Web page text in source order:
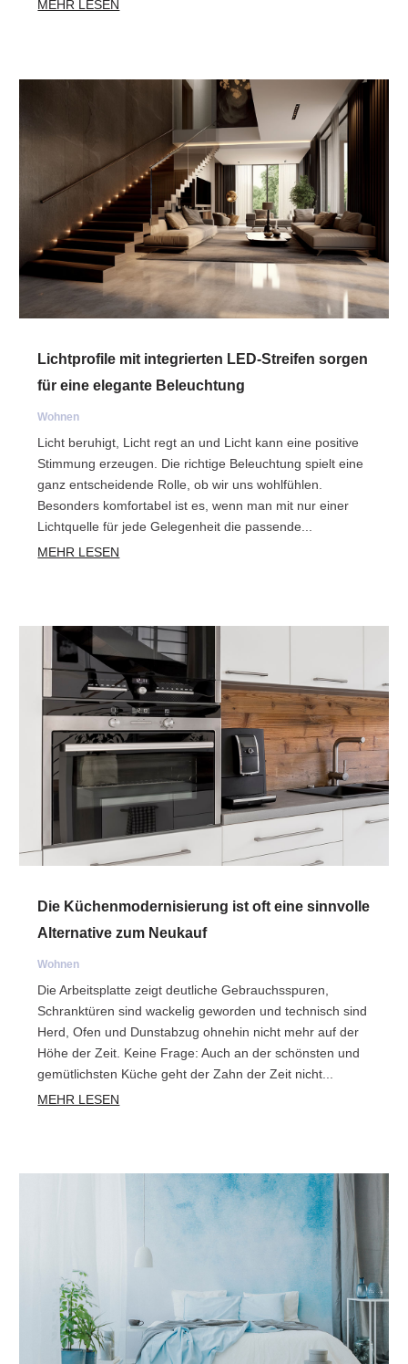
MEHR LESEN
Lichtprofile mit integrierten LED-Streifen sorgen
für eine elegante Beleuchtung
Wohnen
Licht beruhigt, Licht regt an und Licht kann eine positive
Stimmung erzeugen. Die richtige Beleuchtung spielt eine
ganz entscheidende Rolle, ob wir uns wohlfühlen.
Besonders komfortabel ist es, wenn man mit nur einer
Lichtquelle für jede Gelegenheit die passende...
MEHR LESEN
Die Küchenmodernisierung ist oft eine sinnvolle
Alternative zum Neukauf
Wohnen
Die Arbeitsplatte zeigt deutliche Gebrauchsspuren,
Schranktüren sind wackelig geworden und technisch sind
Herd, Ofen und Dunstabzug ohnehin nicht mehr auf der
Höhe der Zeit. Keine Frage: Auch an der schönsten und
gemütlichsten Küche geht der Zahn der Zeit nicht...
MEHR LESEN